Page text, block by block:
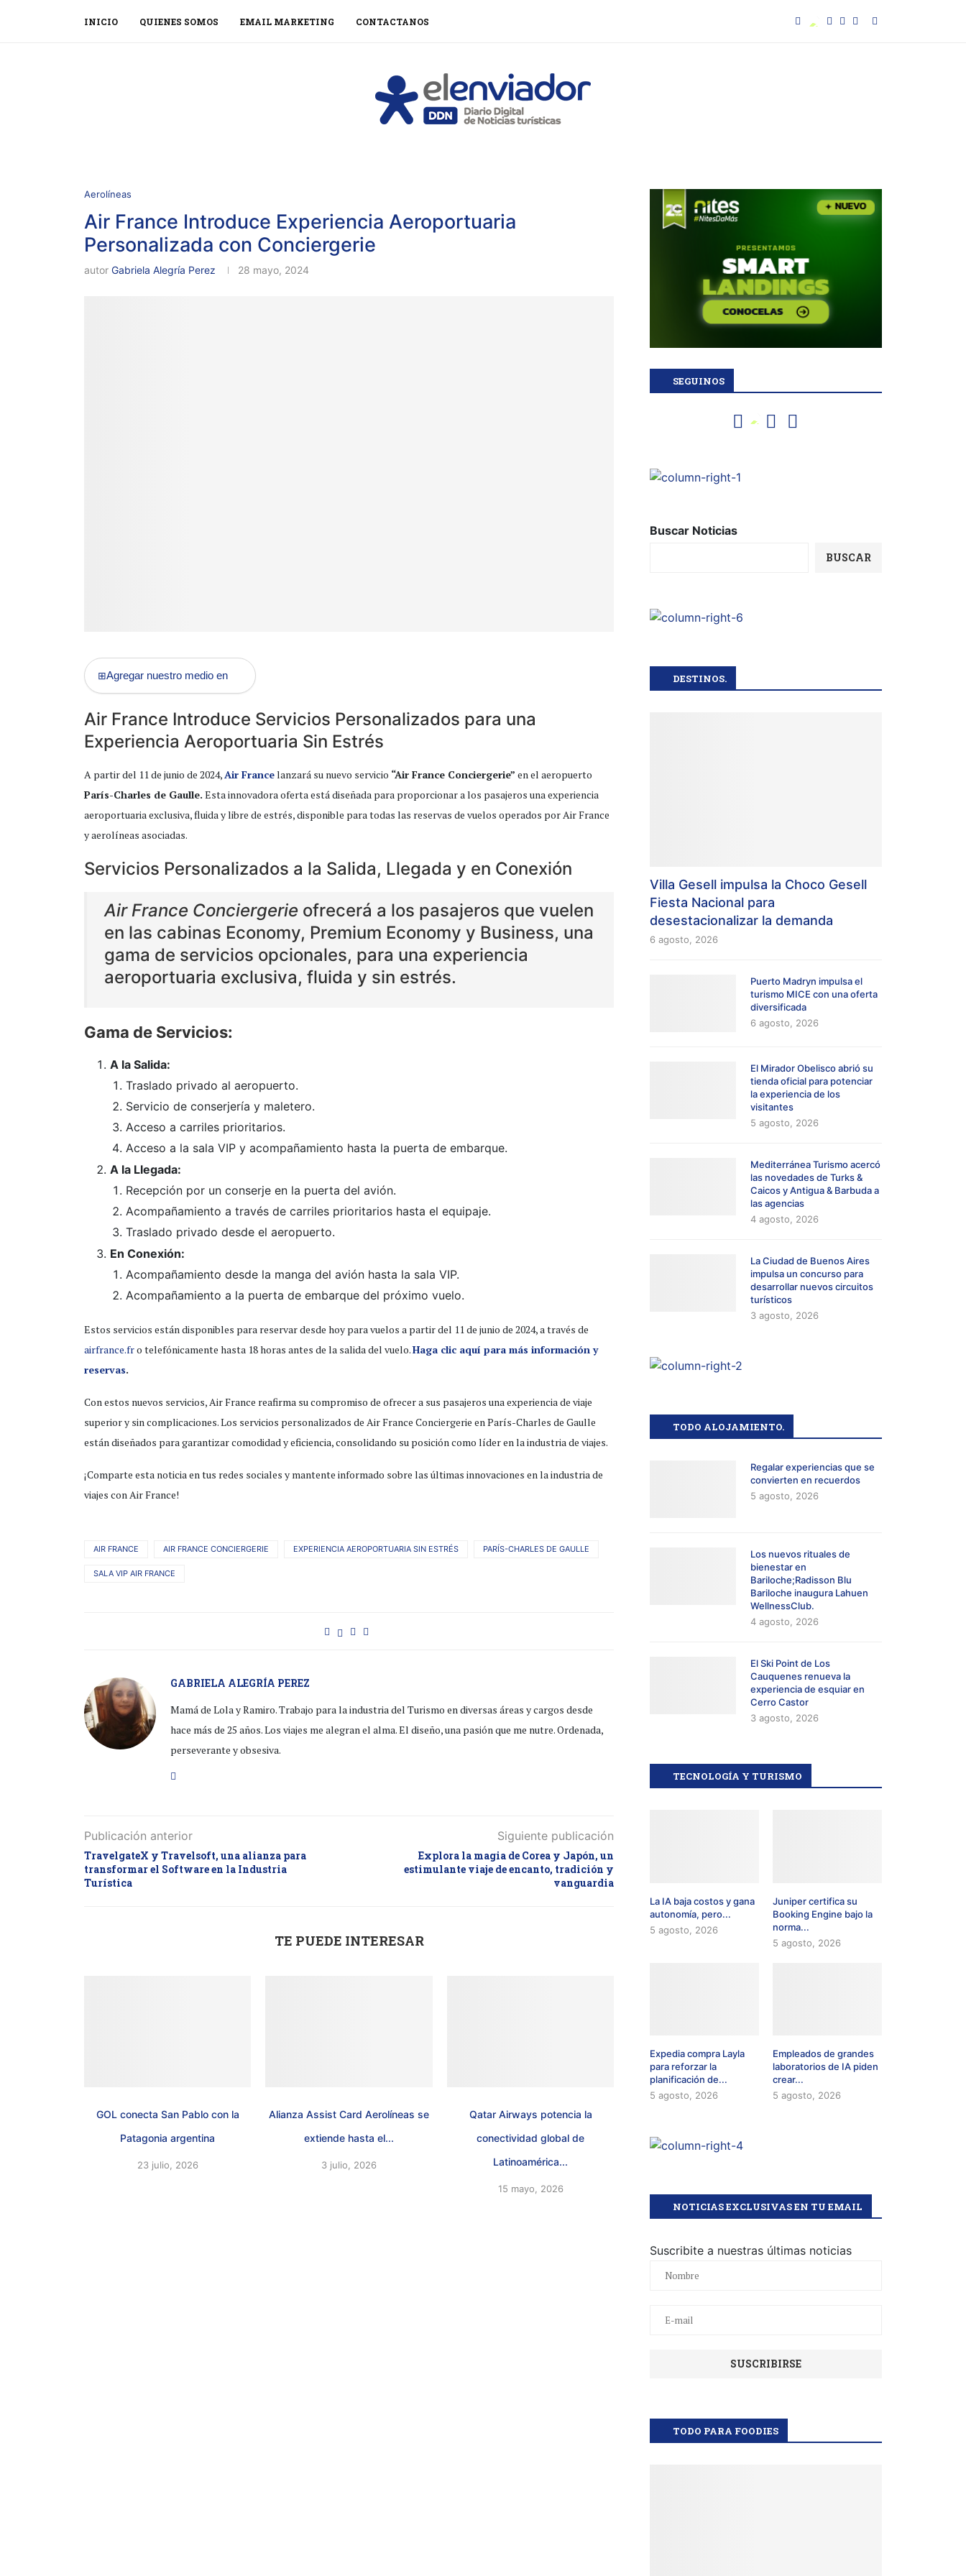
INICIO QUIENES SOMOS EMAIL MARKETING CONTACTANOS
Aerolíneas
Air France Introduce Experiencia Aeroportuaria
Personalizada con Conciergerie
autor Gabriela Alegría Perez 28 mayo, 2024
⊞Agregar nuestro medio en
Air France Introduce Servicios Personalizados para una
Experiencia Aeroportuaria Sin Estrés
A partir del 11 de junio de 2024,Air Francelanzará su nuevo servicio “Air France Conciergerie” en el aeropuerto
París-Charles de Gaulle. Esta innovadora oferta está diseñada para proporcionar a los pasajeros una experiencia
aeroportuaria exclusiva, fluida y libre de estrés, disponible para todas las reservas de vuelos operados por Air France
y aerolíneas asociadas.
Servicios Personalizados a la Salida, Llegada y en Conexión
Air France Conciergerie ofrecerá a los pasajeros que vuelen
en las cabinas Economy, Premium Economy y Business, una
gama de servicios opcionales, para una experiencia
aeroportuaria exclusiva, fluida y sin estrés.
Gama de Servicios:
A la Salida:
Traslado privado al aeropuerto.
Servicio de conserjería y maletero.
Acceso a carriles prioritarios.
Acceso a la sala VIP y acompañamiento hasta la puerta de embarque.
A la Llegada:
Recepción por un conserje en la puerta del avión.
Acompañamiento a través de carriles prioritarios hasta el equipaje.
Traslado privado desde el aeropuerto.
En Conexión:
Acompañamiento desde la manga del avión hasta la sala VIP.
Acompañamiento a la puerta de embarque del próximo vuelo.
Estos servicios están disponibles para reservar desde hoy para vuelos a partir del 11 de junio de 2024, a través de
airfrance.fro telefónicamente hasta 18 horas antes de la salida del vuelo.Haga clic aquí para más información y
reservas.
Con estos nuevos servicios, Air France reafirma su compromiso de ofrecer a sus pasajeros una experiencia de viaje
superior y sin complicaciones. Los servicios personalizados de Air France Conciergerie en París-Charles de Gaulle
están diseñados para garantizar comodidad y eficiencia, consolidando su posición como líder en la industria de viajes.
¡Comparte esta noticia en tus redes sociales y mantente informado sobre las últimas innovaciones en la industria de
viajes con Air France!
AIR FRANCE AIR FRANCE CONCIERGERIE EXPERIENCIA AEROPORTUARIA SIN ESTRÉS PARÍS-CHARLES DE GAULLE
SALA VIP AIR FRANCE
GABRIELA ALEGRÍA PEREZ
Mamá de Lola y Ramiro. Trabajo para la industria del Turismo en diversas áreas y cargos desde
hace más de 25 años. Los viajes me alegran el alma. El diseño, una pasión que me nutre. Ordenada,
perseverante y obsesiva.
Publicación anterior
TravelgateX y Travelsoft, una alianza para
transformar el Software en la Industria
Turística
Siguiente publicación
Explora la magia de Corea y Japón, un
estimulante viaje de encanto, tradición y
vanguardia
TE PUEDE INTERESAR
GOL conecta San Pablo con la
Patagonia argentina
23 julio, 2026
Alianza Assist Card Aerolíneas se
extiende hasta el...
3 julio, 2026
Qatar Airways potencia la
conectividad global de
Latinoamérica...
15 mayo, 2026
SEGUINOS
Buscar Noticias
BUSCAR
DESTINOS.
Villa Gesell impulsa la Choco Gesell
Fiesta Nacional para
desestacionalizar la demanda
6 agosto, 2026
Puerto Madryn impulsa el
turismo MICE con una oferta
diversificada
6 agosto, 2026
El Mirador Obelisco abrió su
tienda oficial para potenciar
la experiencia de los
visitantes
5 agosto, 2026
Mediterránea Turismo acercó
las novedades de Turks &
Caicos y Antigua & Barbuda a
las agencias
4 agosto, 2026
La Ciudad de Buenos Aires
impulsa un concurso para
desarrollar nuevos circuitos
turísticos
3 agosto, 2026
TODO ALOJAMIENTO.
Regalar experiencias que se
convierten en recuerdos
5 agosto, 2026
Los nuevos rituales de
bienestar en
Bariloche;Radisson Blu
Bariloche inaugura Lahuen
WellnessClub.
4 agosto, 2026
El Ski Point de Los
Cauquenes renueva la
experiencia de esquiar en
Cerro Castor
3 agosto, 2026
TECNOLOGÍA Y TURISMO
La IA baja costos y gana
autonomía, pero...
5 agosto, 2026
Juniper certifica su
Booking Engine bajo la
norma...
5 agosto, 2026
Expedia compra Layla
para reforzar la
planificación de...
5 agosto, 2026
Empleados de grandes
laboratorios de IA piden
crear...
5 agosto, 2026
NOTICIAS EXCLUSIVAS EN TU EMAIL
Suscribite a nuestras últimas noticias
TODO PARA FOODIES